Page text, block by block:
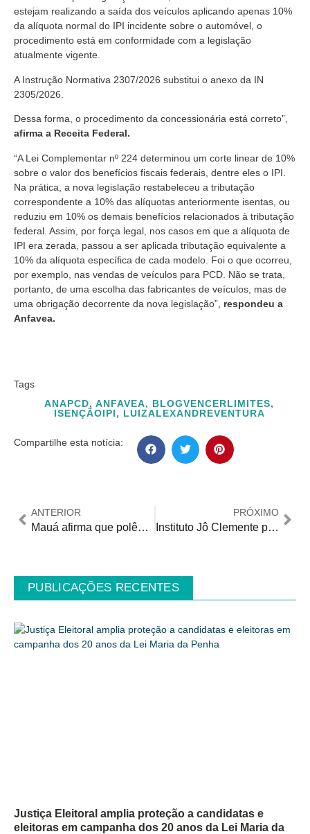
estejam realizando a saída dos veículos aplicando apenas 10%
da alíquota normal do IPI incidente sobre o automóvel, o
procedimento está em conformidade com a legislação
atualmente vigente.
A Instrução Normativa 2307/2026 substitui o anexo da IN
2305/2026.
Dessa forma, o procedimento da concessionária está correto”,
afirma a Receita Federal.
“A Lei Complementar nº 224 determinou um corte linear de 10%
sobre o valor dos benefícios fiscais federais, dentre eles o IPI.
Na prática, a nova legislação restabeleceu a tributação
correspondente a 10% das alíquotas anteriormente isentas, ou
reduziu em 10% os demais benefícios relacionados à tributação
federal. Assim, por força legal, nos casos em que a alíquota de
IPI era zerada, passou a ser aplicada tributação equivalente a
10% da alíquota específica de cada modelo. Foi o que ocorreu,
por exemplo, nas vendas de veículos para PCD. Não se trata,
portanto, de uma escolha das fabricantes de veículos, mas de
uma obrigação decorrente da nova legislação”, respondeu a
Anfavea.
Tags
ANAPCD, ANFAVEA, BLOGVENCERLIMITES,
ISENÇÃOIPI, LUIZALEXANDREVENTURA
Compartilhe esta notícia:
ANTERIOR
Mauá afirma que polêmica sobre o Conselho Municipal da Pessoa com Deficiência serão prestadas dentro do âmbito legal
PRÓXIMO
Instituto Jô Clemente promove encontro exclusivo sobre inovação em TEA no maior evento de saúde da América Latina
PUBLICAÇÕES RECENTES
Justiça Eleitoral amplia proteção a candidatas e
eleitoras em campanha dos 20 anos da Lei Maria da